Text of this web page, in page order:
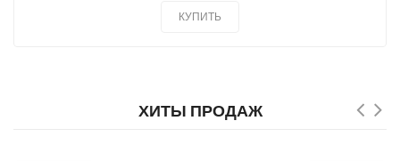
КУПИТЬ
ХИТЫ ПРОДАЖ